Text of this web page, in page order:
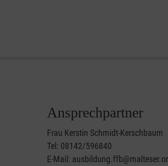
Ansprechpartner
Frau Kerstin Schmidt-Kerschbaum
Tel: 08142/596840
E-Mail: